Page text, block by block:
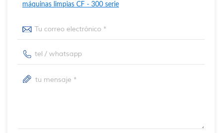
máquinas limpias CF - 300 serie